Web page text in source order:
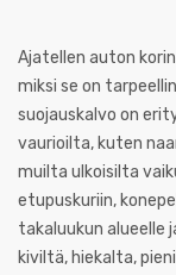
Ajatellen auton
miksi se on
suojauskalvo on
vaurioilta, kuten
muilta ulkoisilta
etupuskuriin,
takaluukun alueelle
kiviltä, hiekalta,